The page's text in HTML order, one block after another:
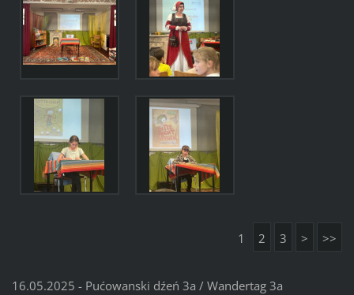
1 2 3 > >>
16.05.2025 - Pućowanski dźeń 3a / Wandertag 3a